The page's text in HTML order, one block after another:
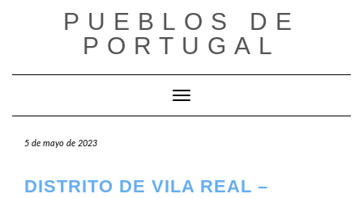
PUEBLOS DE
PORTUGAL
Cambiar modo de navegación
5 de mayo de 2023
DISTRITO DE VILA REAL –